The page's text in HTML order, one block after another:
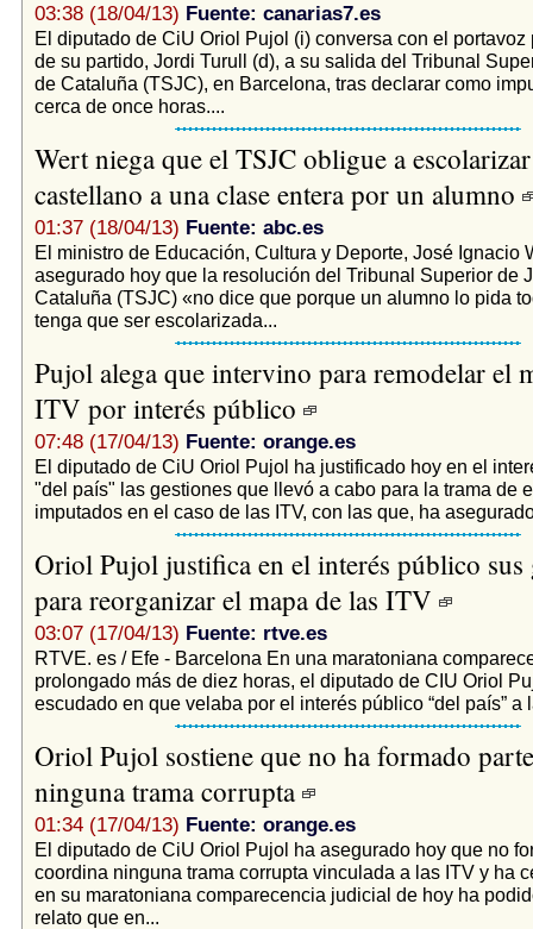
03:38 (18/04/13) Fuente: canarias7.es
El diputado de CiU Oriol Pujol (i) conversa con el portavoz
de su partido, Jordi Turull (d), a su salida del Tribunal
de Cataluña (TSJC), en Barcelona, tras declarar como
cerca de once horas....
Wert niega que el TSJC obligue a
castellano a una clase entera por un alumno
01:37 (18/04/13) Fuente: abc.es
El ministro de Educación, Cultura y Deporte, José Ignacio
asegurado hoy que la resolución del Tribunal Superior de
Cataluña (TSJC) «no dice que porque un alumno lo pida
tenga que ser escolarizada...
Pujol alega que intervino para remodelar el
ITV por interés público
07:48 (17/04/13) Fuente: orange.es
El diputado de CiU Oriol Pujol ha justificado hoy en el
"del país" las gestiones que llevó a cabo para la trama de
imputados en el caso de las ITV, con las que, ha
Oriol Pujol justifica en el interés público sus
para reorganizar el mapa de las ITV
03:07 (17/04/13) Fuente: rtve.es
RTVE. es / Efe - Barcelona En una maratoniana
prolongado más de diez horas, el diputado de CIU Oriol
escudado en que velaba por el interés público “del país” a
Oriol Pujol sostiene que no ha formado
ninguna trama corrupta
01:34 (17/04/13) Fuente: orange.es
El diputado de CiU Oriol Pujol ha asegurado hoy que no
coordina ninguna trama corrupta vinculada a las ITV y ha
en su maratoniana comparecencia judicial de hoy ha
relato que en...